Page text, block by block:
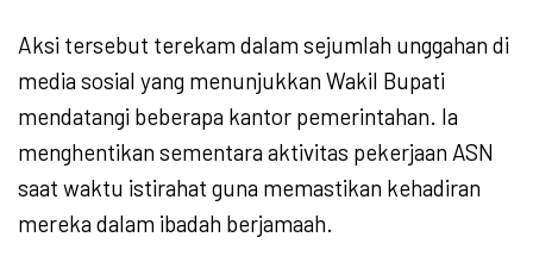
Aksi tersebut terekam dalam sejumlah unggahan di
media sosial yang menunjukkan Wakil Bupati
mendatangi beberapa kantor pemerintahan. Ia
menghentikan sementara aktivitas pekerjaan ASN
saat waktu istirahat guna memastikan kehadiran
mereka dalam ibadah berjamaah.